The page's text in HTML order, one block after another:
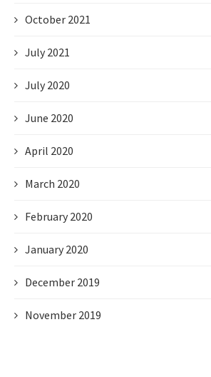
October 2021
July 2021
July 2020
June 2020
April 2020
March 2020
February 2020
January 2020
December 2019
November 2019